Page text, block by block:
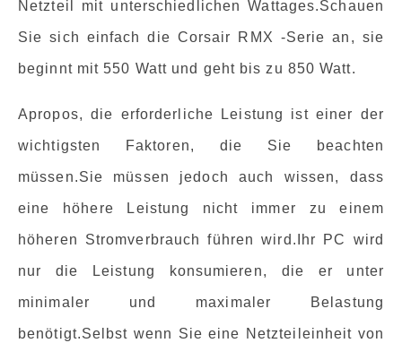
Netzteil mit unterschiedlichen Wattages.Schauen
Sie sich einfach die Corsair RMX -Serie an, sie
beginnt mit 550 Watt und geht bis zu 850 Watt.
Apropos, die erforderliche Leistung ist einer der
wichtigsten Faktoren, die Sie beachten
müssen.Sie müssen jedoch auch wissen, dass
eine höhere Leistung nicht immer zu einem
höheren Stromverbrauch führen wird.Ihr PC wird
nur die Leistung konsumieren, die er unter
minimaler und maximaler Belastung
benötigt.Selbst wenn Sie eine Netzteileinheit von